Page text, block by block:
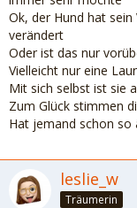
Ok, der Hund hat
verändert
Oder ist das nur
Vielleicht nur eine
Mit sich selbst ist sie
Zum Glück stimmen
Hat jemand schon so
leslie_w
Träumerin